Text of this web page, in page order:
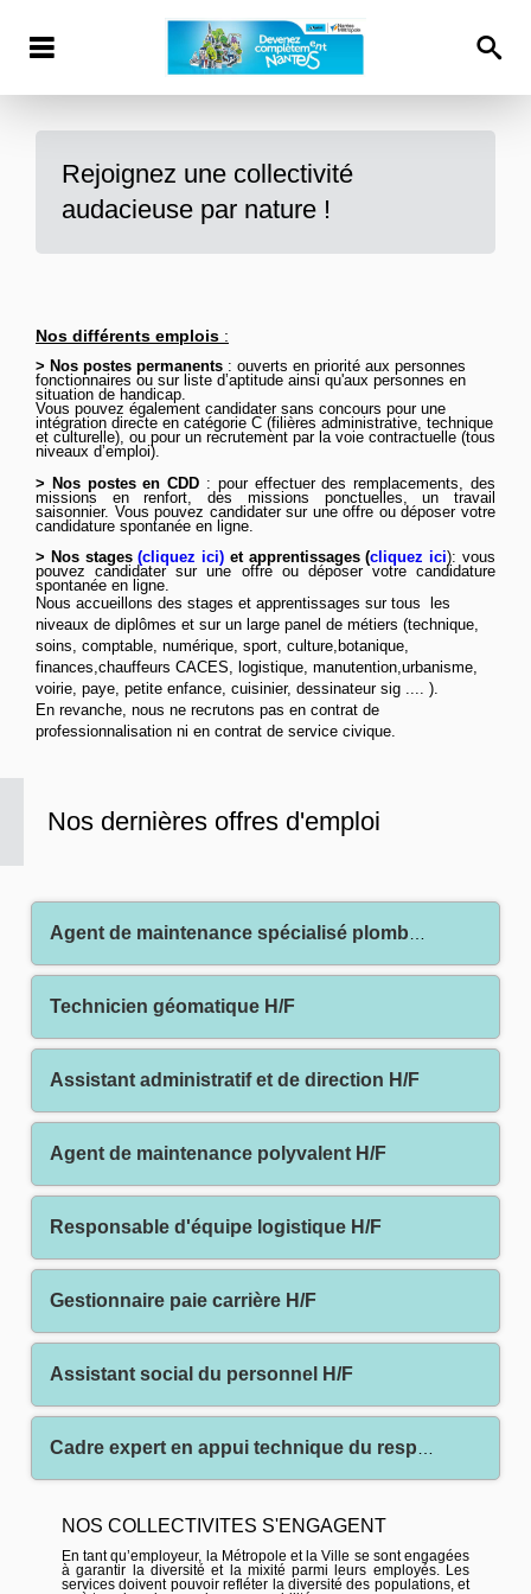
Rejoignez une collectivité
audacieuse par nature !
Nos différents emplois :
> Nos postes permanents : ouverts en priorité aux personnes
fonctionnaires ou sur liste d’aptitude ainsi qu'aux personnes en
situation de handicap.
Vous pouvez également candidater sans concours pour une
intégration directe en catégorie C (filières administrative, technique
et culturelle), ou pour un recrutement par la voie contractuelle (tous
niveaux d’emploi).
> Nos postes en CDD : pour effectuer des remplacements, des
missions en renfort, des missions ponctuelles, un travail
saisonnier. Vous pouvez candidater sur une offre ou déposer votre
candidature spontanée en ligne.
> Nos stages(cliquez ici) et apprentissages (cliquez ici): vous
pouvez candidater sur une offre ou déposer votre candidature
spontanée en ligne.
Nous accueillons des stages et apprentissages sur tous les
niveaux de diplômes et sur un large panel de métiers (technique,
soins, comptable, numérique, sport, culture,botanique,
finances,chauffeurs CACES, logistique, manutention,urbanisme,
voirie, paye, petite enfance, cuisinier, dessinateur sig .... ).
En revanche, nous ne recrutons pas en contrat de
professionnalisation ni en contrat de service civique.
Nos dernières offres d'emploi
Technicien géomatique H/F
Assistant administratif et de direction H/F
Agent de maintenance polyvalent H/F
Responsable d'équipe logistique H/F
Gestionnaire paie carrière H/F
Assistant social du personnel H/F
NOS COLLECTIVITES S'ENGAGENT
En tant qu’employeur, la Métropole et la Ville se sont engagées
à garantir la diversité et la mixité parmi leurs employés. Les
services doivent pouvoir refléter la diversité des populations, et